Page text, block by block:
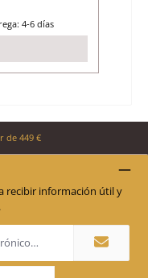
4-6 días
de 449 €
recibir información útil y